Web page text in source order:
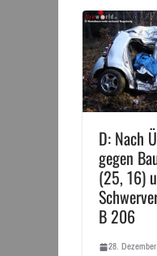
D: Nach
gegen
(25, 16)
B 206
28.